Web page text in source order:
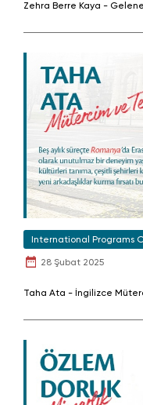
Zehra Berre Kaya -
International Programs
28 Şubat 2025
Taha Ata - İngilizce